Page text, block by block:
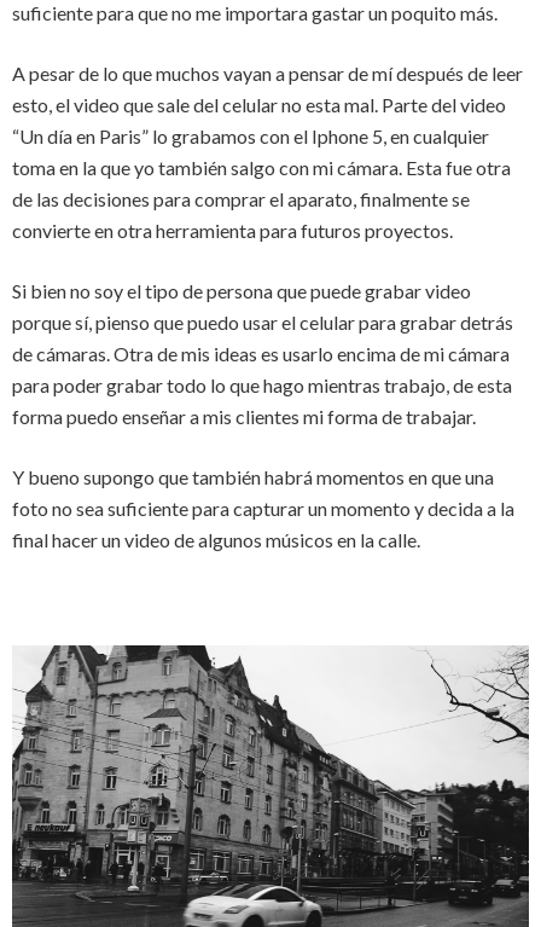
suficiente para que no me importara gastar un poquito más.
A pesar de lo que muchos vayan a pensar de mí después de leer
esto, el video que sale del celular no esta mal. Parte del video
“Un día en Paris” lo grabamos con el Iphone 5, en cualquier
toma en la que yo también salgo con mi cámara. Esta fue otra
de las decisiones para comprar el aparato, finalmente se
convierte en otra herramienta para futuros proyectos.
Si bien no soy el tipo de persona que puede grabar video
porque sí, pienso que puedo usar el celular para grabar detrás
de cámaras. Otra de mis ideas es usarlo encima de mi cámara
para poder grabar todo lo que hago mientras trabajo, de esta
forma puedo enseñar a mis clientes mi forma de trabajar.
Y bueno supongo que también habrá momentos en que una
foto no sea suficiente para capturar un momento y decida a la
final hacer un video de algunos músicos en la calle.